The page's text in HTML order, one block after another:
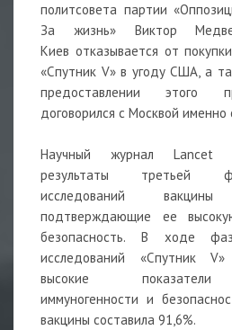
политсовета партии
За жизнь» Виктор
Киев отказывается от
«Спутник V» в угоду США, а
предоставлении этого
договорился с Москвой именно
Научный журнал Lancet
результаты третьей
исследований
подтверждающие ее
безопасность. В ходе
исследований «Спутник V»
высокие показатели
иммуногенности и
вакцины составила 91,6%.